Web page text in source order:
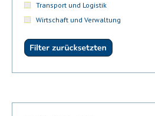
Transport und Logistik
Wirtschaft und Verwaltung